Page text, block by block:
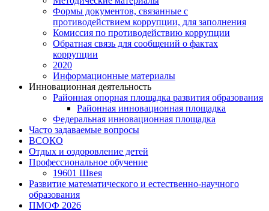
Формы документов, связанные с
противодействием коррупции, для заполнения
Комиссия по противодействию коррупции
Обратная связь для сообщений о фактах
коррупции
2020
Информационные материалы
Инновационная деятельность
Районная опорная площадка развития образования
Районная инновационная площадка
Федеральная инновационная площадка
Часто задаваемые вопросы
ВСОКО
Отдых и оздоровление детей
Профессиональное обучение
19601 Швея
Развитие математического и естественно-научного
образования
ПМОФ 2026